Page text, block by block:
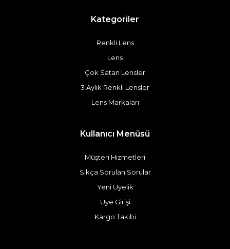
Kategoriler
Renkli Lens
Lens
Çok Satan Lensler
3 Aylık Renkli Lensler
Lens Markaları
Kullanıcı Menüsü
Müşteri Hizmetleri
Sıkça Sorulan Sorular
Yeni Üyelik
Üye Girişi
Kargo Takibi